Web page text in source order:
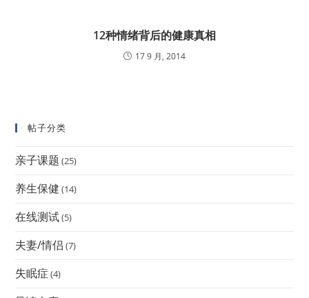
12种情绪背后的健康真相
17 9 月, 2014
帖子分类
亲子课题 (25)
养生保健 (14)
在线测试(5)
夫妻/情侣 (7)
失眠症 (4)